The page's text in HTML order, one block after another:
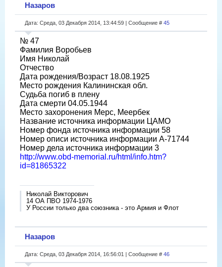
Назаров
Дата: Среда, 03 Декабря 2014, 13:44:59 | Сообщение # 45
№ 47
Фамилия Воробьев
Имя Николай
Отчество
Дата рождения/Возраст 18.08.1925
Место рождения Калининская обл.
Судьба погиб в плену
Дата смерти 04.05.1944
Место захоронения Мерс, Меербек
Название источника информации ЦАМО
Номер фонда источника информации 58
Номер описи источника информации A-71744
Номер дела источника информации 3
http://www.obd-memorial.ru/html/info.htm?
id=81865322
Николай Викторович
14 ОА ПВО 1974-1976
У России только два союзника - это Армия и Флот
Назаров
Дата: Среда, 03 Декабря 2014, 16:56:01 | Сообщение # 46